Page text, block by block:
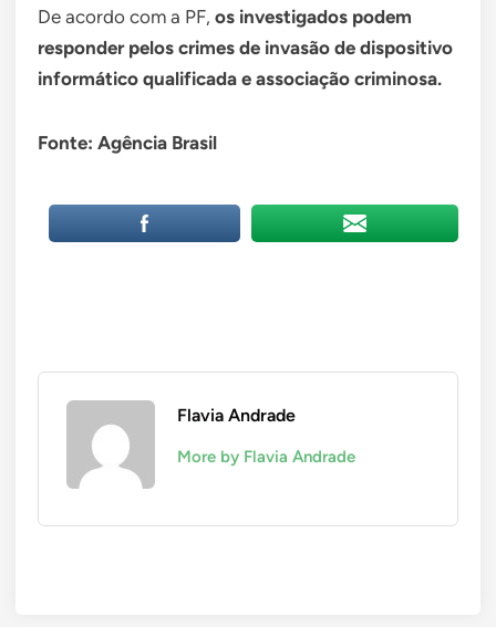
De acordo com a PF, os investigados podem
responder pelos crimes de invasão de dispositivo
informático qualificada e associação criminosa.
Fonte: Agência Brasil
Flavia Andrade
More by Flavia Andrade